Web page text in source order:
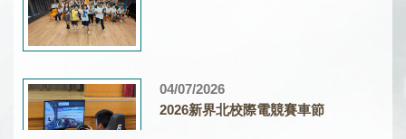
04/07/2026
2026新界北校際電競賽車節